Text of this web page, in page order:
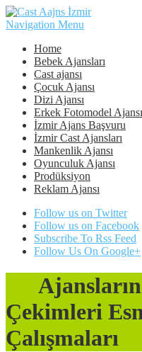
Navigation Menu
Home
Bebek Ajansları
Cast ajansı
Çocuk Ajansı
Dizi Ajansı
Erkek Fotomodel Ajansı
İzmir Ajans Başvuru
İzmir Cast Ajansları
Mankenlik Ajansı
Oyunculuk Ajansı
Prodüksiyon
Reklam Ajansı
Follow us on Twitter
Follow us on Facebook
Subscribe To Rss Feed
Follow Us On Google+
Ajansların
Çekimleri
Çalışmaları